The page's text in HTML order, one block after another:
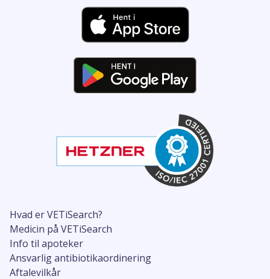
Hvad er VETiSearch?
Medicin på VETiSearch
Info til apoteker
Ansvarlig antibiotikaordinering
Aftalevilkår